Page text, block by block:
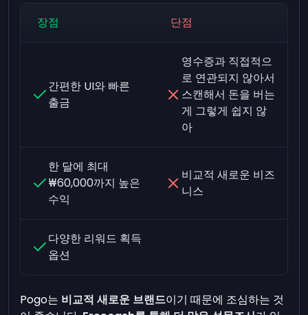
장점 단점
간편한 UI와 빠른
출금
영수증과 직접적으
로 연관되지 않아서
스캔해서 돈을 버는
게 그렇게 쉽지 않
아
한 달에 최대
₩60,000까지 높은
수익
비교적 새로운 비즈
니스
다양한 리워드 획득
옵션
Pogo는 비교적 새로운 브랜드이기 때문에 조심하는 것